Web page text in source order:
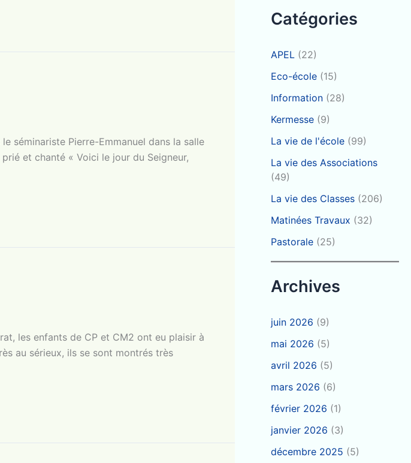
séminariste Pierre-Emmanuel dans la salle
et chanté « Voici le jour du Seigneur,
les enfants de CP et CM2 ont eu plaisir à
au sérieux, ils se sont montrés très
Catégories
APEL (22)
Eco-école (15)
Information (28)
Kermesse (9)
La vie de l'école (99)
La vie des Associations
(49)
La vie des Classes (206)
Matinées Travaux (32)
Pastorale (25)
Archives
juin 2026 (9)
mai 2026 (5)
avril 2026 (5)
mars 2026 (6)
février 2026 (1)
janvier 2026 (3)
décembre 2025 (5)